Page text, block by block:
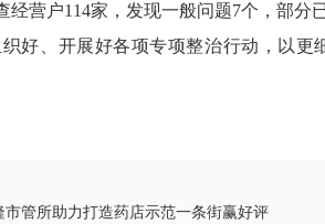
营户114家，发现一般问题7个，部分
好、开展好各项专项整治行动，以更
管所助力打造药店示范一条街赢好评